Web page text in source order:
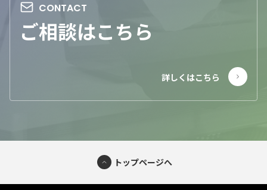
ご相談はこちら
トップページへ